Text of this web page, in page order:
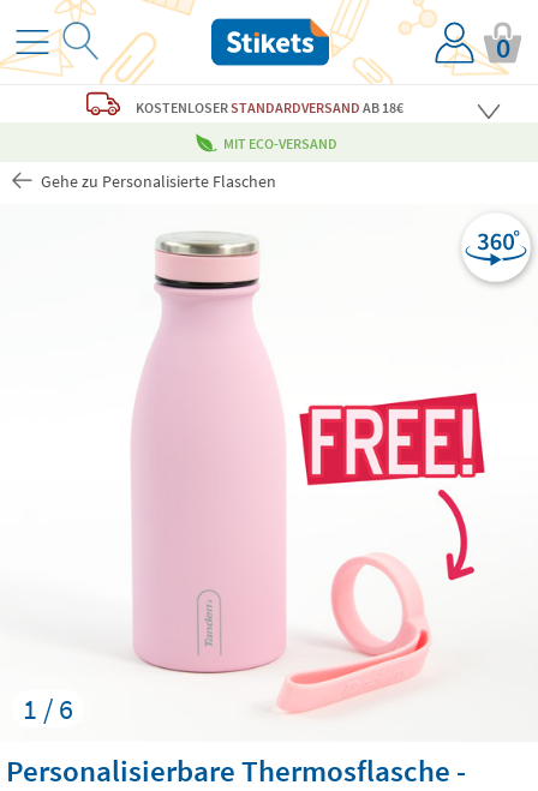
0
KOSTENLOSERSTANDARDVERSAND AB 18€
MIT ECO-VERSAND
Gehe zu Personalisierte Flaschen
1 / 6
Personalisierbare Thermosflasche -